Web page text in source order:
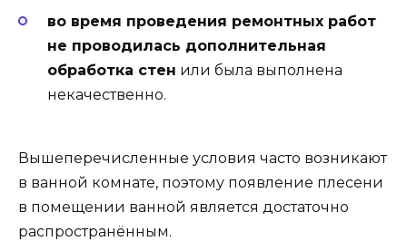
во время проведения ремонтных работ
не проводилась дополнительная
обработка стен или была выполнена
некачественно.
Вышеперечисленные условия часто возникают
в ванной комнате, поэтому появление плесени
в помещении ванной является достаточно
распространённым.